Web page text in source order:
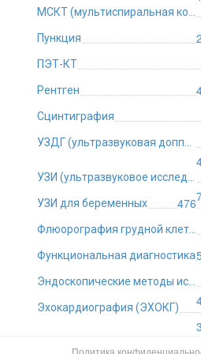
Пункция
ПЭТ-КТ
Рентген
Сцинтиграфия
УЗИ для беременных 476
Функциональная диагностика
Эхокардиография (ЭХОКГ)
Политика